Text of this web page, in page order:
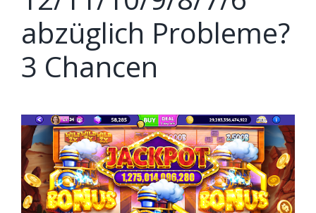
abzüglich Probleme?
3 Chancen